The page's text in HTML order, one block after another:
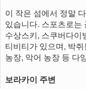
이 작은 섬에서 정말
있습니다. 스포츠로는
수상스키, 스쿠버다이
티비티가 있으며, 박
농장, 악어 농장 등 다
보라카이 주변